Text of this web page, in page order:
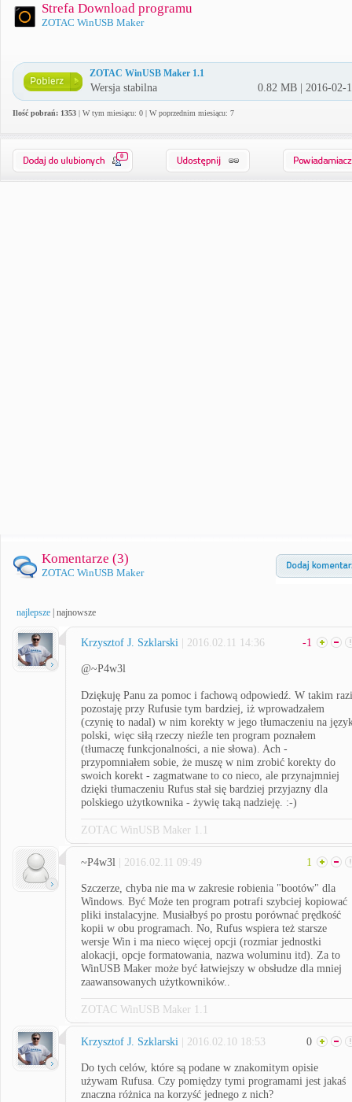
Strefa Download programu
ZOTAC WinUSB Maker
ZOTAC WinUSB Maker 1.1
Wersja stabilna 0.82 MB | 2016-02-
Ilość pobrań: 1353 | W tym miesiącu: 0 | W poprzednim miesiącu: 7
0
Komentarze (3)
ZOTAC WinUSB Maker
najlepsze najnowsze
Krzysztof J. Szklarski | 2016.02.11 14:36 -1
@~P4w3l
Dziękuję Panu za pomoc i fachową odpowiedź. W takim
pozostaję przy Rufusie tym bardziej, iż wprowadzałem
(czynię to nadal) w nim korekty w jego tłumaczeniu na
polski, więc siłą rzeczy nieźle ten program poznałem
(tłumaczę funkcjonalności, a nie słowa). Ach -
przypomniałem sobie, że muszę w nim zrobić korekty do
swoich korekt - zagmatwane to co nieco, ale przynajmniej
dzięki tłumaczeniu Rufus stał się bardziej przyjazny dla
polskiego użytkownika - żywię taką nadzieję. :-)
ZOTAC WinUSB Maker 1.1
~P4w3l | 2016.02.11 09:49 1
Szczerze, chyba nie ma w zakresie robienia "bootów" dla
Windows. Być Może ten program potrafi szybciej kopiować
pliki instalacyjne. Musiałbyś po prostu porównać prędkość
kopii w obu programach. No, Rufus wspiera też starsze
wersje Win i ma nieco więcej opcji (rozmiar jednostki
alokacji, opcje formatowania, nazwa woluminu itd). Za to
WinUSB Maker może być łatwiejszy w obsłudze dla mniej
zaawansowanych użytkowników..
ZOTAC WinUSB Maker 1.1
Krzysztof J. Szklarski | 2016.02.10 18:53 0
Do tych celów, które są podane w znakomitym opisie
używam Rufusa. Czy pomiędzy tymi programami jest jakaś
znaczna różnica na korzyść jednego z nich?